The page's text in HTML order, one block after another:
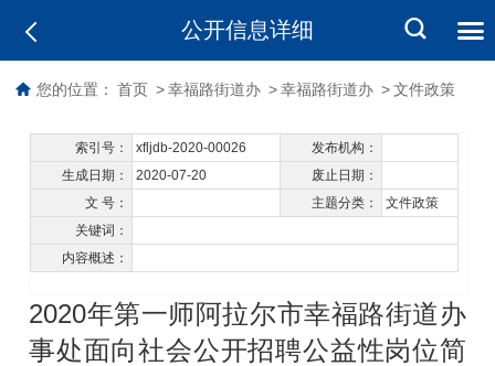
公开信息详细
您的位置： 首页 > 幸福路街道办 > 幸福路街道办 > 文件政策
索引号： xfljdb-2020-00026
发布机构：
生成日期：
2020-07-20
废止日期：
文 号：
主题分类：
文件政策
关键词：
内容概述：
2020年第一师阿拉尔市幸福路街道办
事处面向社会公开招聘公益性岗位简